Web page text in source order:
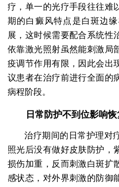
疗，单一的光疗手段往往难
期的白癜风特点是白斑边
展，这时候需要配合系统性
依靠激光照射虽然能刺激局
疫调节作用有限，因此会出
议患者在治疗前进行全面的
病程阶段。
日常防护不到位影响
治疗期间的日常护理对
照光后没有做好皮肤防护，
损伤加重，反而刺激白斑扩
感状态，对外界刺激的防御